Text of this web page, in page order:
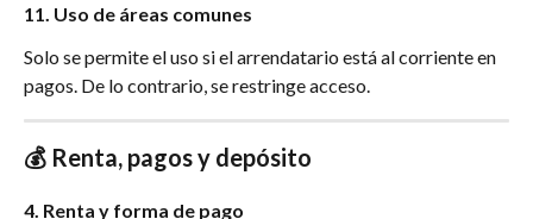
11. Uso de áreas comunes
Solo se permite el uso si el arrendatario está al corriente en
pagos. De lo contrario, se restringe acceso.
💰 Renta, pagos y depósito
4. Renta y forma de pago